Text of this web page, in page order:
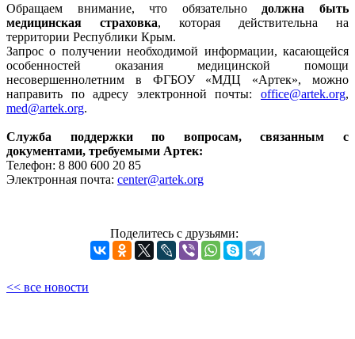
Обращаем внимание, что обязательно должна быть
медицинская страховка, которая действительна на
территории Республики Крым.
Запрос о получении необходимой информации, касающейся
особенностей оказания медицинской помощи
несовершеннолетним в ФГБОУ «МДЦ «Артек», можно
направить по адресу электронной почты: office@artek.org,
med@artek.org.
Служба поддержки по вопросам, связанным с
документами, требуемыми Артек:
Телефон: 8 800 600 20 85
Электронная почта: center@artek.org
Поделитесь с друзьями:
<< все новости